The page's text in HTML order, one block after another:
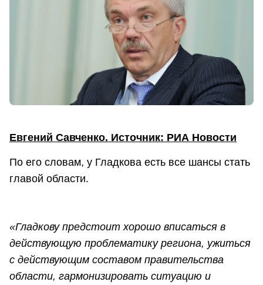
Евгений Савченко. Источник: РИА Новости
По его словам, у Гладкова есть все шансы стать
главой области.
«Гладкову предстоит хорошо вписаться в
действующую проблематику региона, ужиться
с действующим составом правительства
области, гармонизировать ситуацию и